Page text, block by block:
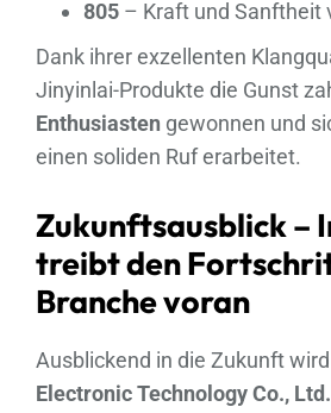
805 – Kraft und Sanftheit
Dank ihrer exzellenten
Jinyinlai-Produkte die Gunst
Enthusiasten gewonnen und
einen soliden Ruf erarbeitet.
Zukunftsausblick –
treibt den
Branche voran
Ausblickend in die Zukunft wird
Electronic Technology Co., Ltd.